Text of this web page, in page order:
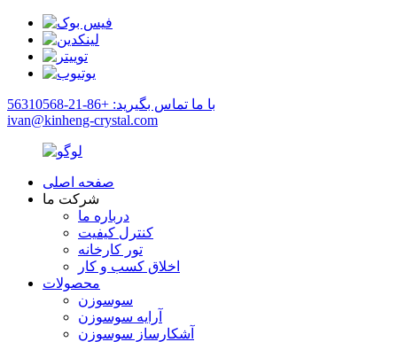
با ما تماس بگیرید: +86-21-56310568
ivan@kinheng-crystal.com
صفحه اصلی
شرکت ما
درباره ما
کنترل کیفیت
تور کارخانه
اخلاق کسب و کار
محصولات
سوسوزن
آرایه سوسوزن
آشکارساز سوسوزن